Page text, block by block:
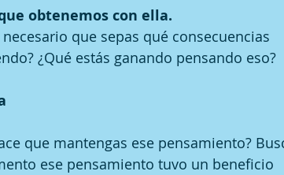
obtenemos con ella.
que sepas qué consecuencias
¿Qué estás ganando pensando eso?
que mantengas ese pensamiento?
ese pensamiento tuvo un beneficio